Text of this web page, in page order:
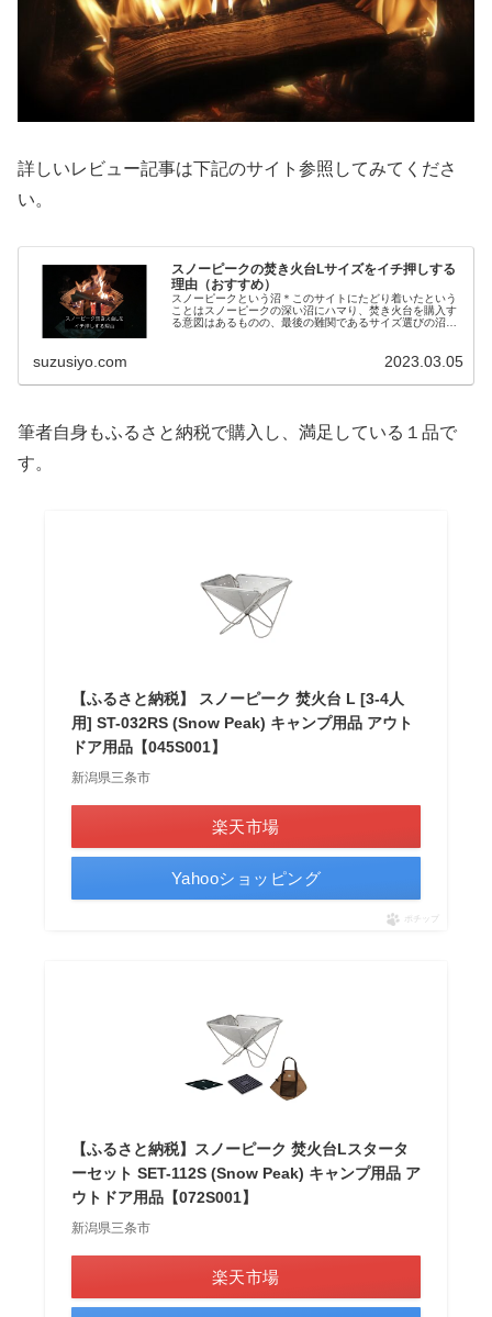
詳しいレビュー記事は下記のサイト参照してみてくださ
い。
スノーピークの焚き火台Lサイズをイチ押しする
理由（おすすめ）
スノーピークという沼＊このサイトにたどり着いたという
ことはスノーピークの深い沼にハマり、焚き火台を購入す
る意図はあるものの、最後の難関であるサイズ選びの沼に
suzusiyo.com 2023.03.05
筆者自身もふるさと納税で購入し、満足している１品で
す。
【ふるさと納税】 スノーピーク 焚火台 L [3-4人
用] ST-032RS (Snow Peak) キャンプ用品 アウト
ドア用品【045S001】
新潟県三条市
楽天市場
Yahooショッピング
ポチップ
【ふるさと納税】スノーピーク 焚火台Lスタータ
ーセット SET-112S (Snow Peak) キャンプ用品 ア
ウトドア用品【072S001】
新潟県三条市
楽天市場